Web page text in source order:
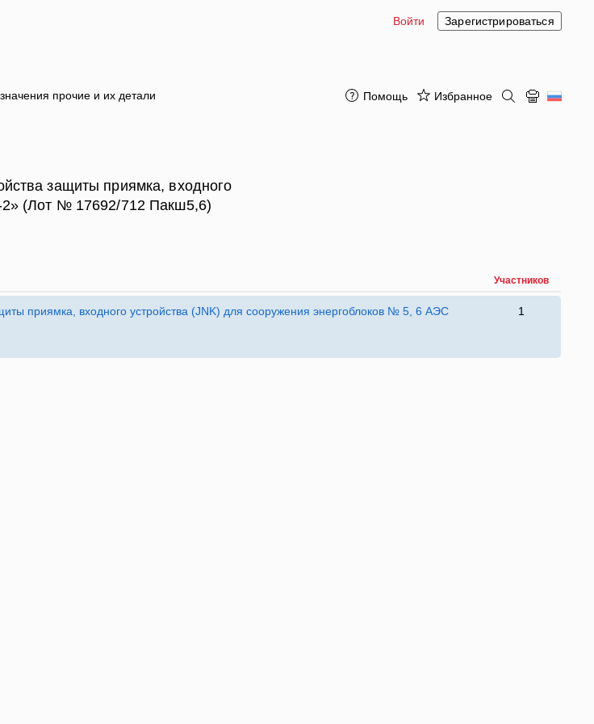
Войти Зарегистрироваться
Помощь Избранное
прочие и их детали
защиты приямка, входного
(Лот № 17692/712 Пакш5,6)
Участников
приямка, входного устройства (JNK) для сооружения энергоблоков № 5, 6 АЭС
1